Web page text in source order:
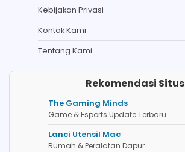
Kebijakan Privasi
Kontak Kami
Tentang Kami
Rekomendasi Situs
The Gaming Minds
Game & Esports Update Terbaru
Lanci Utensil Mac
Rumah & Peralatan Dapur